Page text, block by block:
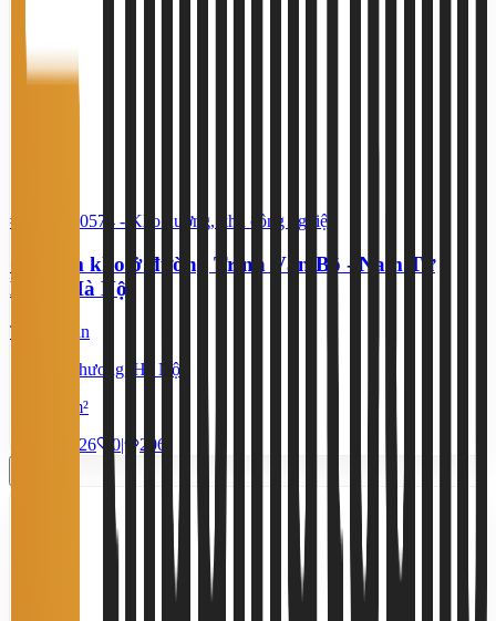
#YC87650574 - Kho xưởng, khu công nghiệp
Cần tìm kho ở đường Trịnh Văn Bô - Nam Từ
Liêm, Hà Nội
Thỏa thuận
Xuân Phương, Hà Nội
1.500 m²
21/7/2026
0| 206